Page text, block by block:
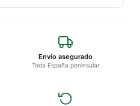
Envío asegurado
Toda España peninsular